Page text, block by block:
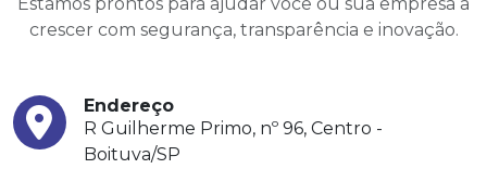
crescer com segurança, transparência e inovação.
Endereço
R Guilherme Primo, nº 96, Centro -
Boituva/SP